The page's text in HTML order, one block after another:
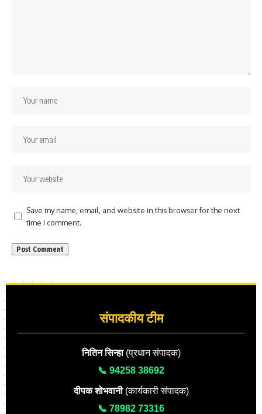
Save my name, email, and website in this browser for the next
time I comment.
संपादकीय टीम
नितिन सिन्हा(प्रधान संपादक)
📞 94258 38692
दीपक शोभवानी(कार्यकारी संपादक)
📞 78982 73316